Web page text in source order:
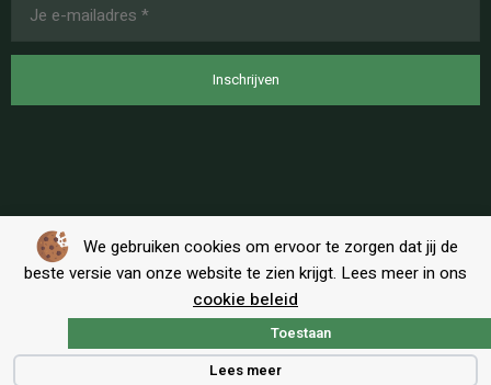
We gebruiken cookies om ervoor te zorgen dat jij de
beste versie van onze website te zien krijgt. Lees meer in ons
cookie beleid
Toestaan
Lees meer
mailadres
*
Copyright © BT-Shop Alle rechten voorbehouden
Algemene voorwaarden|Privacy